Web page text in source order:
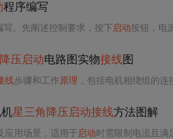
程序编写
写。先阐述控制要求，按下 启动按钮，电
压启动电路图实物接线图
线步骤和工作原理 ，包括电机相绕组的连
星三角降压启动接线方法图解
应用场景，适用于 启动 时需限制电流且满